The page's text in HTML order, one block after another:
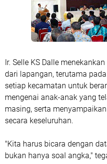
Ir. Selle KS Dalle
dari lapangan, terutama
setiap kecamatan untuk
mengenai anak-anak yang
masing, serta
secara keseluruhan.
"Kita harus bicara dengan
bukan hanya soal angka,"